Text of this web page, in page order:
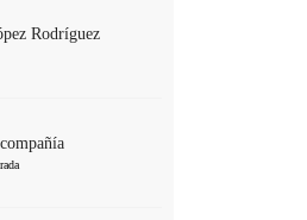
Rodríguez